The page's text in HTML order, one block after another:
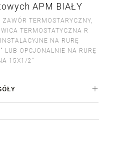
APM BIAŁY
TERMOSTARYCZNY,
TERMOSTATYCZNA R
NA RURĘ
LUB OPCJONALNIE NA RURĘ
15X1/2"